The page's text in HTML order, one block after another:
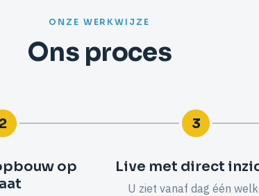
ONZE WERKWIJZE
Ons proces
2
op
3
Live met direct
U ziet vanaf dag één